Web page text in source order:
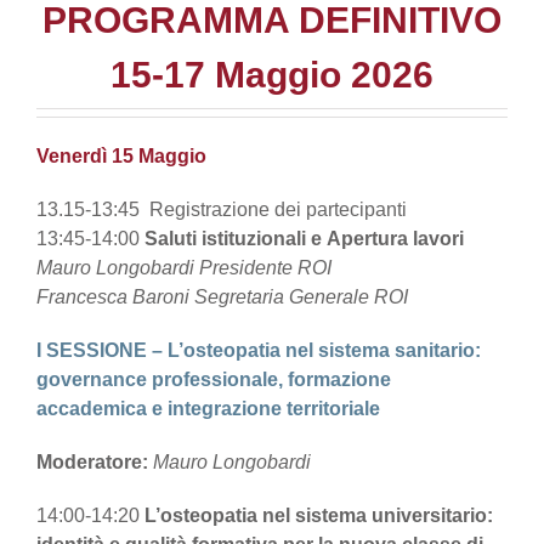
PROGRAMMA DEFINITIVO
15-17 Maggio 2026
Venerdì 15 Maggio
13.15-13:45 Registrazione dei partecipanti
13:45-14:00 Saluti istituzionali e Apertura lavori
Mauro Longobardi Presidente ROI
Francesca Baroni Segretaria Generale ROI
I SESSIONE – L’osteopatia nel sistema sanitario:
governance professionale, formazione
accademica e integrazione territoriale
Moderatore: Mauro Longobardi
14:00-14:20 L’osteopatia nel sistema universitario: